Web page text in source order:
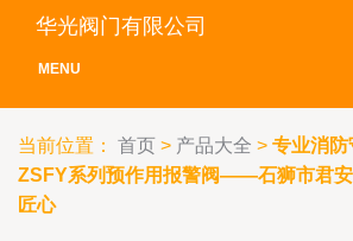
华光阀门有限公司
MENU
当前位置： 首页 > 产品大全 > 专业消防
ZSFY系列预作用报警阀——石狮市君
匠心